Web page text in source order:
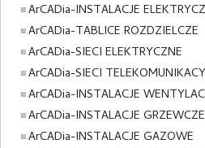
ArCADia-INSTALACJE
ArCADia-TABLICE ROZDZIELCZE
ArCADia-SIECI ELEKTRYCZNE
ArCADia-SIECI
ArCADia-INSTALACJE
ArCADia-INSTALACJE GRZEWCZE
ArCADia-INSTALACJE GAZOWE